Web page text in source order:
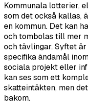
Kommunala lotterier,
som det också kallas,
en kommun. Det kan
och tombolas till mer
och tävlingar. Syftet
specifika ändamål
sociala projekt eller
kan ses som ett
skatteintäkten, men
bakom.